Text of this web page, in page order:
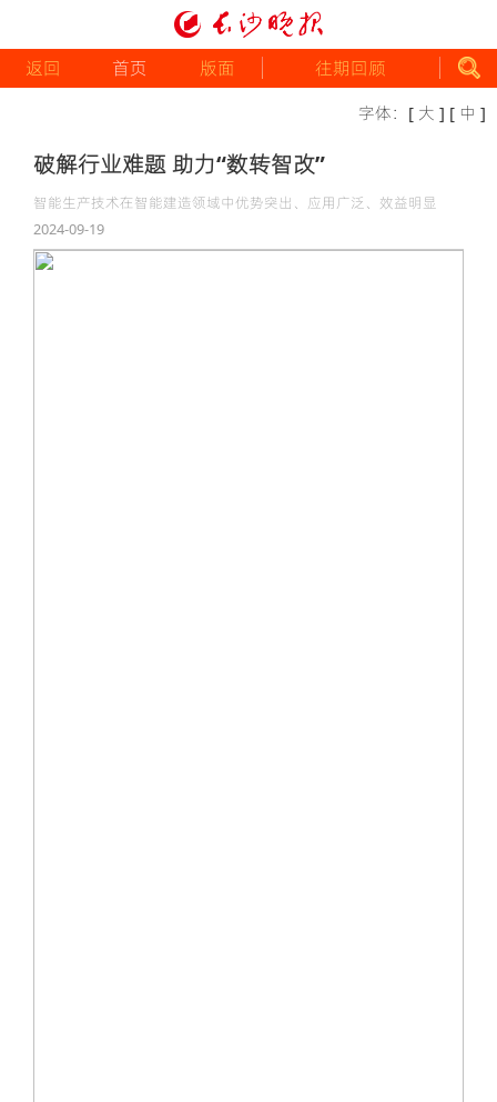
返回 首页 版面 往期回顾
字体： [ 大 ] [ 中 ]
破解行业难题 助力“数转智改”
智能生产技术在智能建造领域中优势突出、应用广泛、效益明显
2024-09-19